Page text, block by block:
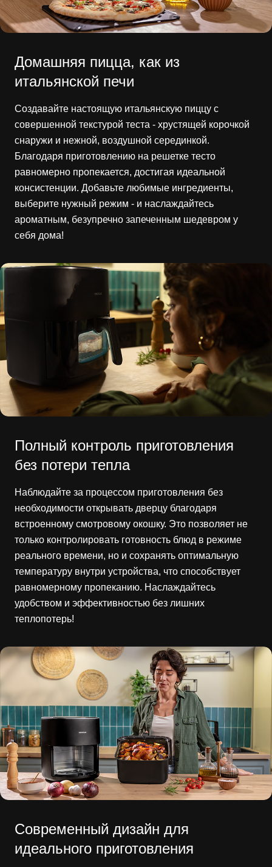
Домашняя пицца, как из
итальянской печи
Создавайте настоящую итальянскую пиццу с
совершенной текстурой теста - хрустящей корочкой
снаружи и нежной, воздушной серединкой.
Благодаря приготовлению на решетке тесто
равномерно пропекается, достигая идеальной
консистенции. Добавьте любимые ингредиенты,
выберите нужный режим - и наслаждайтесь
ароматным, безупречно запеченным шедевром у
себя дома!
Полный контроль приготовления
без потери тепла
Наблюдайте за процессом приготовления без
необходимости открывать дверцу благодаря
встроенному смотровому окошку. Это позволяет не
только контролировать готовность блюд в режиме
реального времени, но и сохранять оптимальную
температуру внутри устройства, что способствует
равномерному пропеканию. Наслаждайтесь
удобством и эффективностью без лишних
теплопотерь!
Современный дизайн для
идеального приготовления